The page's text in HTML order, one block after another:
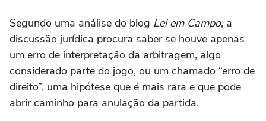
Segundo uma análise do blog Lei em Campo, a
discussão jurídica procura saber se houve apenas
um erro de interpretação da arbitragem, algo
considerado parte do jogo, ou um chamado “erro de
direito”, uma hipótese que é mais rara e que pode
abrir caminho para anulação da partida.